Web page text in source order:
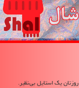
یک استایل بی‌نظیر.